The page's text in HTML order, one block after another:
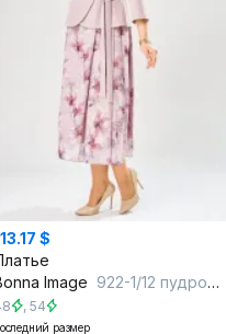
$
Image 922-1/12 пудровый
, 54
размер